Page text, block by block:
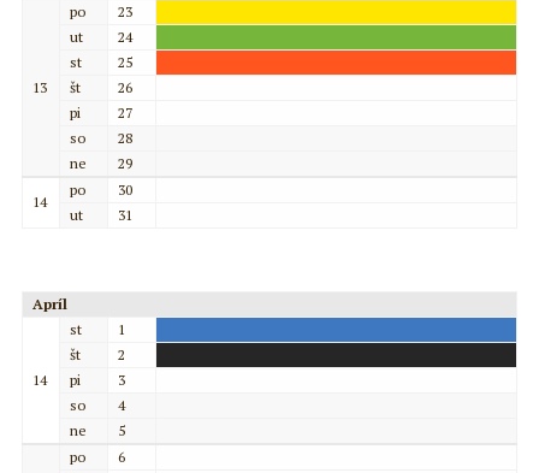
13
po
23
ut
24
st
25
št
26
pi
27
so
28
ne
29
14
po
30
ut
31
Apríl
14
st
1
št
2
pi
3
so
4
ne
5
po
6